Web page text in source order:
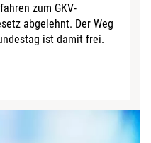
zum GKV-
abgelehnt. Der Weg
ist damit frei.